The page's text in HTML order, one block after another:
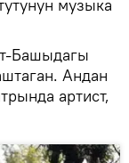
музыка
Башыдагы
Андан
артист,